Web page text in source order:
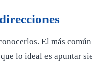
El más
lo ideal es apuntar